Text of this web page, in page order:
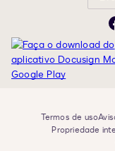
Termos de uso
Propriedade